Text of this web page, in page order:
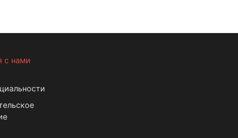
с нами